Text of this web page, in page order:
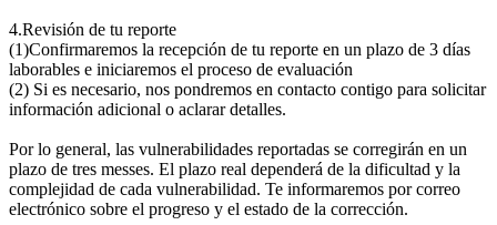
4.Revisión de tu reporte
(1)Confirmaremos la recepción de tu reporte en un plazo de 3 días
laborables e iniciaremos el proceso de evaluación
(2) Si es necesario, nos pondremos en contacto contigo para solicitar
información adicional o aclarar detalles.
Por lo general, las vulnerabilidades reportadas se corregirán en un
plazo de tres messes. El plazo real dependerá de la dificultad y la
complejidad de cada vulnerabilidad. Te informaremos por correo
electrónico sobre el progreso y el estado de la corrección.